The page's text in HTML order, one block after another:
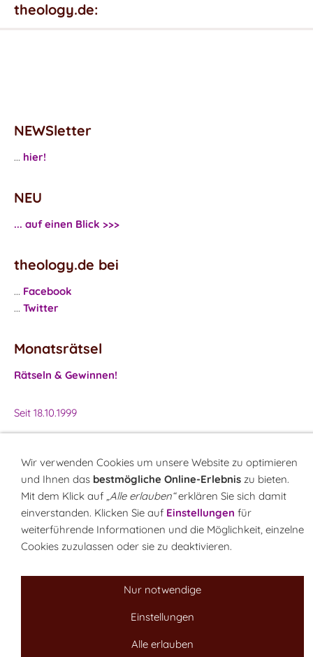
theology.de:
NEWSletter
... hier!
NEU
... auf einen Blick >>>
theology.de bei
... Facebook
... Twitter
Monatsrätsel
Rätseln & Gewinnen!
Seit 18.10.1999
Sitemap NEWSletterLINK-HinweisDisclaimer
DatenschutzerklärungÜber unsKontaktImpressumCookies
Wir verwenden Cookies um unsere Website zu optimieren
und Ihnen das bestmögliche Online-Erlebnis zu bieten.
Mit dem Klick auf „Alle erlauben“erklären Sie sich damit
einverstanden. Klicken Sie auf Einstellungen für
weiterführende Informationen und die Möglichkeit, einzelne
Cookies zuzulassen oder sie zu deaktivieren.
Nur notwendige
Einstellungen
Alle erlauben